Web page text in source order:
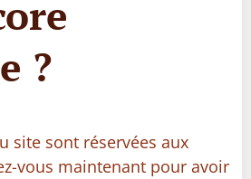
?
site sont réservées aux
vous maintenant pour avoir